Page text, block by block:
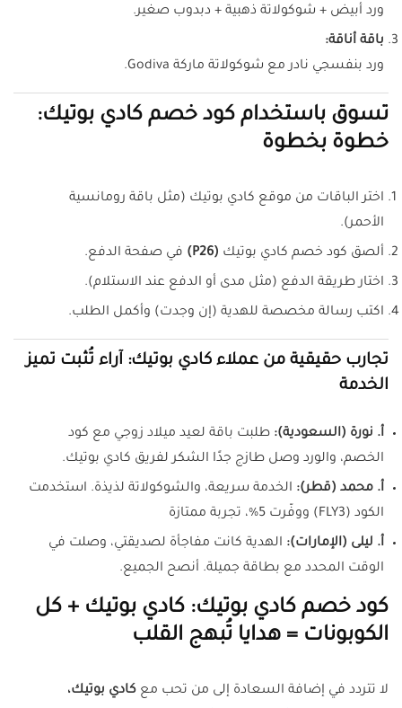
ورد أبيض + شوكولاتة ذهبية + دبدوب صغير.
باقة أناقة:
ورد بنفسجي نادر مع شوكولاتة ماركة Godiva.
تسوق باستخدام كود خصم كادي بوتيك:
خطوة بخطوة
اختر الباقات من موقع كادي بوتيك (مثل باقة رومانسية
الأحمر).
ألصق كود خصم كادي بوتيك (P26) في صفحة الدفع.
اختار طريقة الدفع (مثل مدى أو الدفع عند الاستلام).
اكتب رسالة مخصصة للهدية (إن وجدت) وأكمل الطلب.
تجارب حقيقية من عملاء كادي بوتيك: آراء تُثبت تميز
الخدمة
أ. نورة (السعودية): طلبت باقة لعيد ميلاد زوجي مع كود
الخصم، والورد وصل طازج جدًا الشكر لفريق كادي بوتيك.
أ. محمد (قطر): الخدمة سريعة، والشوكولاتة لذيذة. استخدمت
الكود (FLY3) ووفّرت 5%، تجربة ممتازة
أ. ليلى (الإمارات): الهدية كانت مفاجأة لصديقتي، وصلت في
الوقت المحدد مع بطاقة جميلة. أنصح الجميع.
كود خصم كادي بوتيك: كادي بوتيك + كل
الكوبونات = هدايا تُبهج القلب
لا تتردد في إضافة السعادة إلى من تحب مع كادي بوتيك،